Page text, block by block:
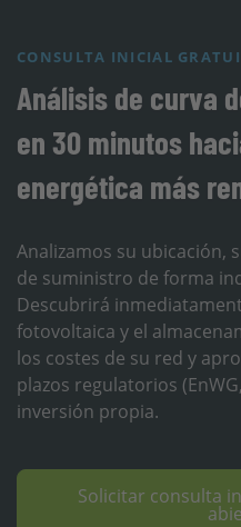
CONSULTA INICIAL
Análisis de curva
en 30 minutos
energética más
Analizamos su ubicación,
de suministro de forma
Descubrirá
fotovoltaica y el
los costes de su red y
plazos regulatorios
inversión propia.
Solicitar consulta